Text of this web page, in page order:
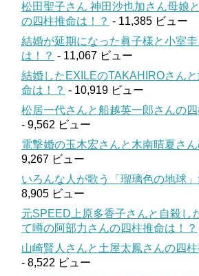
松田聖子さん 神田沙也加さん母娘
の四柱推命は！？ - 11,385 ビュー
結婚が延期になった眞子様と小室
は！？ - 11,067 ビュー
結婚したEXILEのTAKAHIROさん
命は！？ - 10,919 ビュー
松居一代さんと船越英一郎さんの
- 9,562 ビュー
電撃婚の玉木宏さんと木南晴夏さ
9,267 ビュー
いろんな人が歌う「瑠璃色の地球
8,905 ビュー
元SPEED上原多香子さんと自殺し
て噂の阿部力さんの四柱推命は！？
山崎賢人さんと土屋太鳳さんの四
- 8,522 ビュー